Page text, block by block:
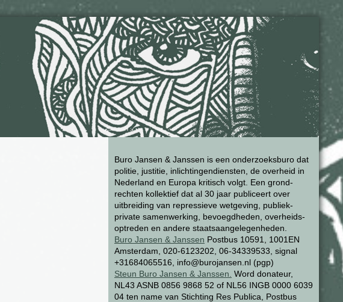
Buro Jansen & Janssen is een onderzoeksburo dat
politie, justitie, inlichtingendiensten, de overheid in
Nederland en Europa kritisch volgt. Een grond-
rechten kollektief dat al 30 jaar publiceert over
uitbreiding van repressieve wetgeving, publiek-
private samenwerking, bevoegdheden, overheids-
optreden en andere staatsaangelegenheden.
Buro Jansen & Janssen Postbus 10591, 1001EN
Amsterdam, 020-6123202, 06-34339533, signal
+31684065516, info@burojansen.nl (pgp)
Steun Buro Jansen & Janssen. Word donateur,
NL43 ASNB 0856 9868 52 of NL56 INGB 0000 6039
04 ten name van Stichting Res Publica, Postbus